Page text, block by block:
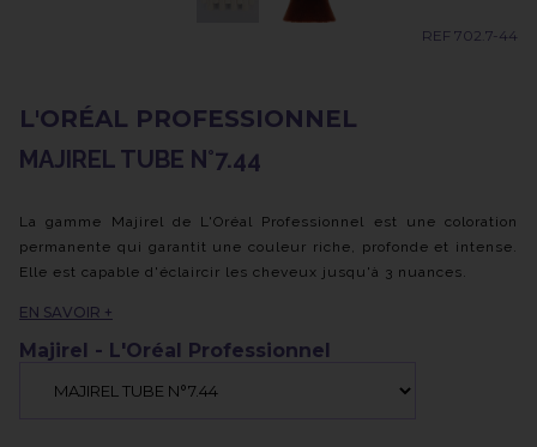
REF 702.7-44
L'ORÉAL PROFESSIONNEL
MAJIREL TUBE N°7.44
La gamme Majirel de L'Oréal Professionnel est une coloration
permanente qui garantit une couleur riche, profonde et intense.
Elle est capable d'éclaircir les cheveux jusqu'à 3 nuances.
assure une couverture complète des cheveux blancs.
Enrichie des principes actifs Ionène G et Incel, cette formule
laissant forts et en bonne santé.
EN SAVOIR +
Majirel - L'Oréal Professionnel